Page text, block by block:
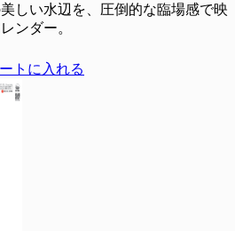
しい水辺を、圧倒的な臨場感で映
ンダー。
トに入れる